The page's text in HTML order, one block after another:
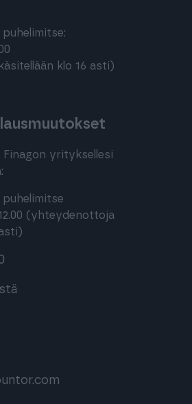
puhelimitse:
klo 16 asti)
Finagon yrityksellesi
puhelimitse
(yhteydenottoja